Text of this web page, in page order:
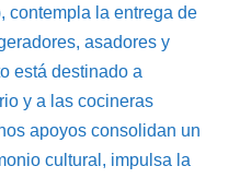
contempla la entrega de
asadores y
está destinado a
y a las cocineras
apoyos consolidan un
cultural, impulsa la